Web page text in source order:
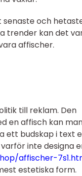
senaste och
trender kan det
affischer.
till reklam. Den
en affisch kan
ett budskap i text
inte designa
affischer-
estetiska form.